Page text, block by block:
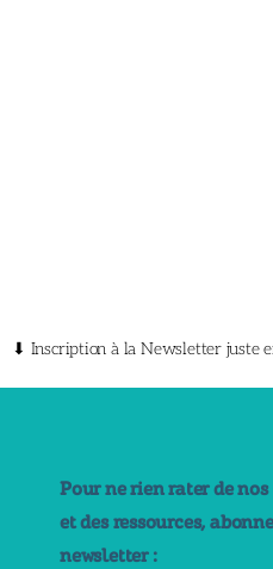
⬇ Inscription à la Newsletter juste
Pour ne rien rater de
et des ressources,
newsletter :